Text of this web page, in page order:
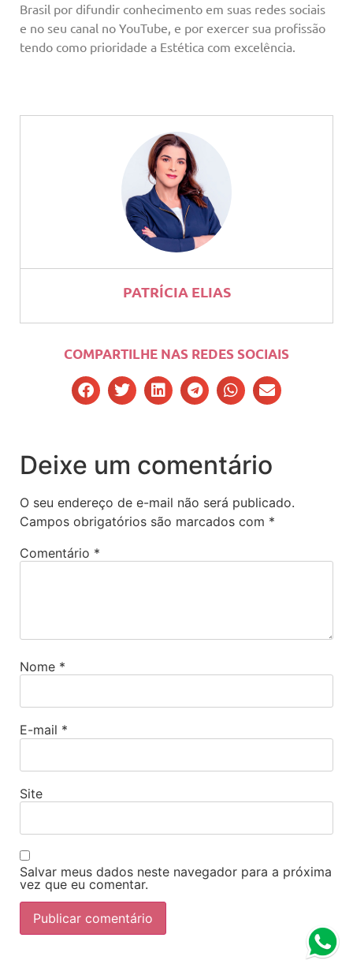
Brasil por difundir conhecimento em suas redes sociais
e no seu canal no YouTube, e por exercer sua profissão
tendo como prioridade a Estética com excelência.
PATRÍCIA ELIAS
COMPARTILHE NAS REDES SOCIAIS
Deixe um comentário
O seu endereço de e-mail não será publicado.
Campos obrigatórios são marcados com *
Comentário *
Nome *
E-mail *
Site
Salvar meus dados neste navegador para a próxima
vez que eu comentar.